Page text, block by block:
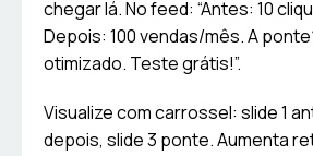
chegar lá. No feed: “Antes: 10
Depois: 100 vendas/mês. A
otimizado. Teste grátis!”.
Visualize com carrossel: slide 1
depois, slide 3 ponte. Aumenta